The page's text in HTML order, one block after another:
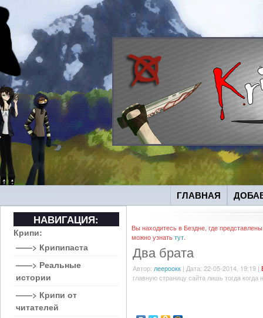
ГЛАВНАЯ
Вы находитесь в Бездне, где
можно узнатьтут.
Два брата
Автор: леероокк | Дата: 22-05-2014, 19:19 |
главную страницу сайта лишь тогда
НАВИГАЦИЯ:
Крипи:
——> Крипипаста
——> Реальные
истории
——> Крипи от
читателей